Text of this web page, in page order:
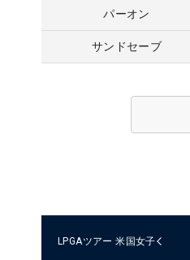
パーオン
サンドセーブ
LPGAツアー 米国女子